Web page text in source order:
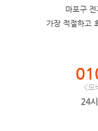
마포구 전
가장 적절하고
<모
24